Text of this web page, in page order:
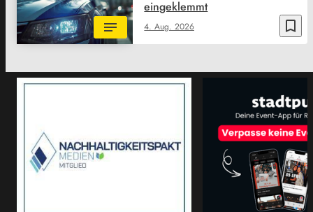
bookmark_border
4. Aug. 2026
eingeklemmt